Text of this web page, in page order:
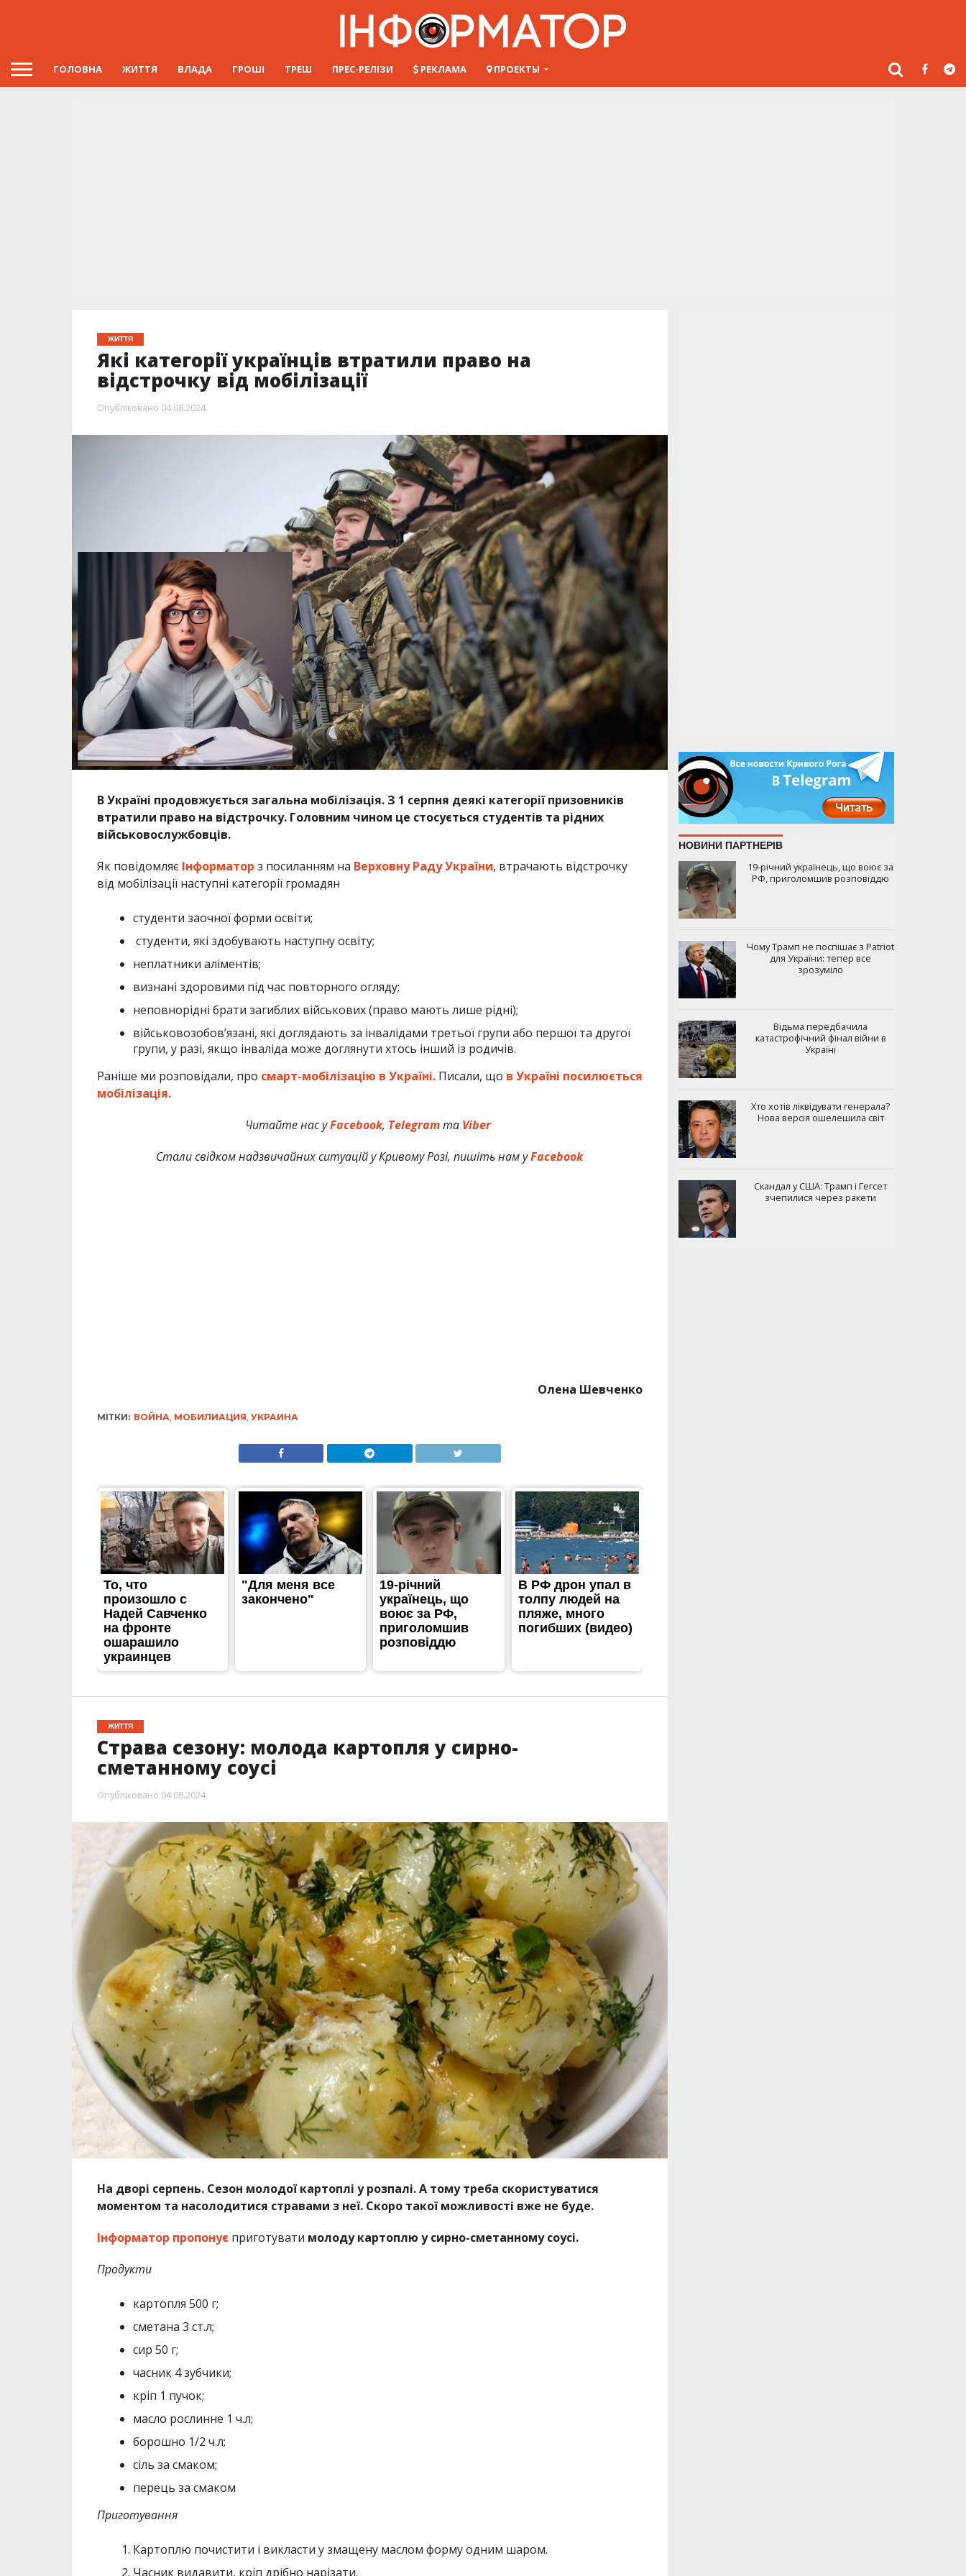
ГОЛОВНА ЖИТТЯ ВЛАДА ГРОШІ ТРЕШ ПРЕС-РЕЛІЗИ РЕКЛАМА ПРОЕКТЫ
ЖИТТЯ
Які категорії українців втратили право на
відстрочку від мобілізації
Опубліковано 04.08.2024
В Україні продовжується загальна мобілізація. З 1 серпня деякі категорії призовників
втратили право на відстрочку. Головним чином це стосується студентів та рідних
військовослужбовців.
Як повідомляє Інформатор з посиланням на Верховну Раду України, втрачають відстрочку
від мобілізації наступні категорії громадян
студенти заочної форми освіти;
студенти, які здобувають наступну освіту;
неплатники аліментів;
визнані здоровими під час повторного огляду;
неповнорідні брати загиблих військових (право мають лише рідні);
військовозобовʼязані, які доглядають за інвалідами третьої групи або першої та другої
групи, у разі, якщо інваліда може доглянути хтось інший із родичів.
Раніше ми розповідали, про смарт-мобілізацію в Україні.Писали, що в Україні посилюється
мобілізація.
Читайте нас уFacebook, Telegramта Viber
Стали свідком надзвичайних ситуацій у Кривому Розі, пишіть нам уFacebook
Олена Шевченко
МІТКИ: ВОЙНА, МОБИЛИАЦИЯ, УКРАИНА
ЖИТТЯ
Страва сезону: молода картопля у сирно-
сметанному соусі
Опубліковано 04.08.2024
На дворі серпень. Сезон молодої картоплі у розпалі. А тому треба скористуватися
моментом та насолодитися стравами з неї. Скоро такої можливості вже не буде.
Інформатор пропонує приготувати молоду картоплю у сирно-сметанному соусі.
Продукти
картопля 500 г;
сметана 3 ст.л;
сир 50 г;
часник 4 зубчики;
кріп 1 пучок;
масло рослинне 1 ч.л;
борошно 1/2 ч.л;
сіль за смаком;
перець за смаком
Приготування
Картоплю почистити і викласти у змащену маслом форму одним шаром.
Часник видавити, кріп дрібно нарізати.